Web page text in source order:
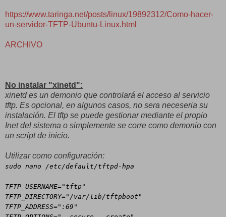
https://www.taringa.net/posts/linux/19892312/Como-hacer-
un-servidor-TFTP-Ubuntu-Linux.html
ARCHIVO
No instalar "xinetd":
xinetd es un demonio que controlará el acceso al servicio
tftp. Es opcional, en algunos casos, no sera neceseria su
instalación. El tftp se puede gestionar mediante el propio
Inet del sistema o simplemente se corre como demonio con
un script de inicio.
Utilizar como configuración:
sudo nano /etc/default/tftpd-hpa
TFTP_USERNAME="tftp"
TFTP_DIRECTORY="/var/lib/tftpboot"
TFTP_ADDRESS=":69"